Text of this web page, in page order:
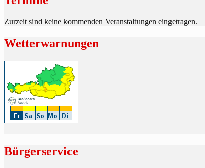
Zurzeit sind keine kommenden Veranstaltungen eingetragen.
Wetterwarnungen
Bürgerservice